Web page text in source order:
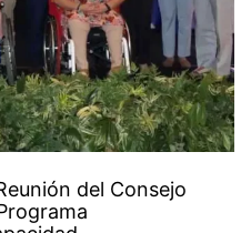
del Consejo